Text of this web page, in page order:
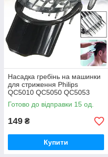
Насадка гребінь на машинки
для стриження Philips
QC5010 QC5050 QC5053
QC5070 QC5090
Готово до відправки 15 од.
149 ₴
Купити